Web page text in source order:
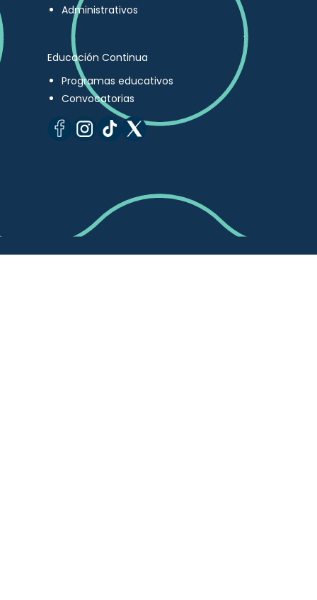
Administrativos
Educación Continua
Programas educativos
Convocatorias